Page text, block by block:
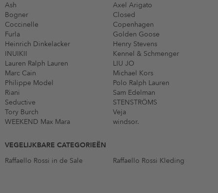
Ash
Axel Arigato
Bogner
Closed
Coccinelle
Copenhagen
Furla
Golden Goose
Heinrich Dinkelacker
Henry Stevens
INUIKII
Kennel & Schmenger
Lauren Ralph Lauren
LIU JO
Marc Cain
Michael Kors
Philippe Model
Polo Ralph Lauren
Riani
Sam Edelman
Seductive
STENSTRÖMS
Tory Burch
Veja
WEEKEND Max Mara
windsor.
VEGELIJKBARE CATEGORIEËN
Raffaello Rossi in de Sale
Raffaello Rossi Kleding